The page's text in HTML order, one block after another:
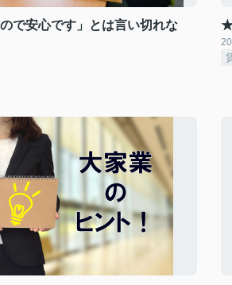
ので安心です」とは言い切れな
★